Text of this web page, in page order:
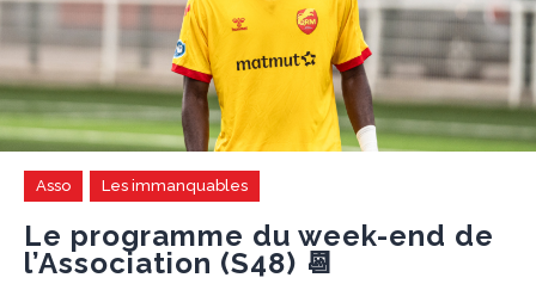
Asso Les immanquables
Le programme du week-end de
l’Association (S48) 📆